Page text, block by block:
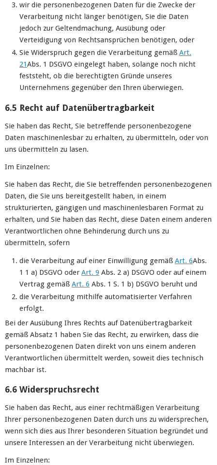
wir die personenbezogenen Daten für die Zwecke der
Verarbeitung nicht länger benötigen, Sie die Daten
jedoch zur Geltendmachung, Ausübung oder
Verteidigung von Rechtsansprüchen benötigen, oder
Sie Widerspruch gegen die Verarbeitung gemäß Art.
21Abs. 1 DSGVO eingelegt haben, solange noch nicht
feststeht, ob die berechtigten Gründe unseres
Unternehmens gegenüber den Ihren überwiegen.
6.5 Recht auf Datenübertragbarkeit
Sie haben das Recht, Sie betreffende personenbezogene
Daten maschinenlesbar zu erhalten, zu übermitteln, oder von
uns übermitteln zu lasen.
Im Einzelnen:
Sie haben das Recht, die Sie betreffenden personenbezogenen
Daten, die Sie uns bereitgestellt haben, in einem
strukturierten, gängigen und maschinenlesbaren Format zu
erhalten, und Sie haben das Recht, diese Daten einem anderen
Verantwortlichen ohne Behinderung durch uns zu
übermitteln, sofern
die Verarbeitung auf einer Einwilligung gemäß Art. 6Abs.
1 1 a) DSGVO oder Art. 9 Abs. 2 a) DSGVO oder auf einem
Vertrag gemäß Art. 6 Abs. 1 S. 1 b) DSGVO beruht und
die Verarbeitung mithilfe automatisierter Verfahren
erfolgt.
Bei der Ausübung Ihres Rechts auf Datenübertragbarkeit
gemäß Absatz 1 haben Sie das Recht, zu erwirken, dass die
personenbezogenen Daten direkt von uns einem anderen
Verantwortlichen übermittelt werden, soweit dies technisch
machbar ist.
6.6 Widerspruchsrecht
Sie haben das Recht, aus einer rechtmäßigen Verarbeitung
Ihrer personenbezogenen Daten durch uns zu widersprechen,
wenn sich dies aus Ihrer besonderen Situation begründet und
unsere Interessen an der Verarbeitung nicht überwiegen.
Im Einzelnen: